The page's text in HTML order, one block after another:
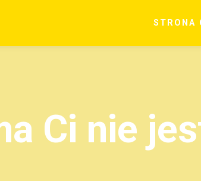
STRONA
Ci nie